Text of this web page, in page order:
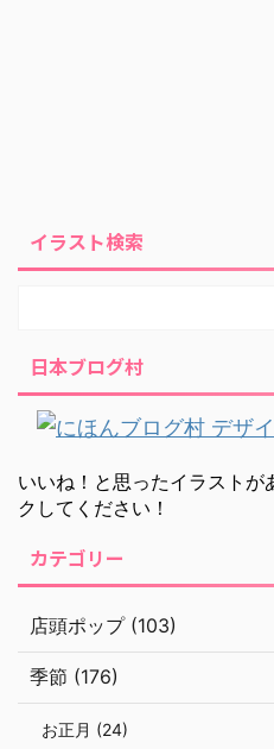
イラスト検索
日本ブログ村
いいね！と思ったイラストが
クしてください！
カテゴリー
店頭ポップ (103)
季節 (176)
お正月 (24)